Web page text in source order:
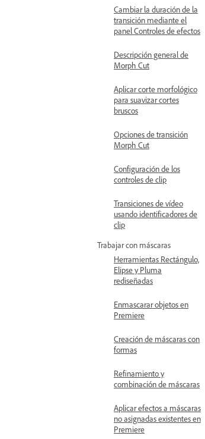
Cambiar la duración de la
transición mediante el
panel Controles de efectos
Descripción general de
Morph Cut
Aplicar corte morfológico
para suavizar cortes
bruscos
Opciones de transición
Morph Cut
Configuración de los
controles de clip
Transiciones de vídeo
usando identificadores de
clip
Trabajar con máscaras
Herramientas Rectángulo,
Elipse y Pluma
rediseñadas
Enmascarar objetos en
Premiere
Creación de máscaras con
formas
Refinamiento y
combinación de máscaras
Aplicar efectos a máscaras
no asignadas existentes en
Premiere